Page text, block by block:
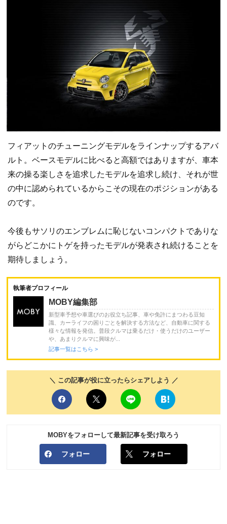
フィアットのチューニングモデルをラインナップするアバ
ルト。ベースモデルに比べると高額ではありますが、車本
来の操る楽しさを追求したモデルを追求し続け、それが世
の中に認められているからこその現在のポジションがある
のです。
今後もサソリのエンブレムに恥じないコンパクトでありな
がらどこかにトゲを持ったモデルが発表され続けることを
期待しましょう。
執筆者プロフィール
MOBY編集部
新型車予想や車選びのお役立ち記事、車や免許にまつわる豆知
識、カーライフの困りごとを解決する方法など、自動車に関する
様々な情報を発信。普段クルマは乗るだけ・使うだけのユーザー
や、あまりクルマに興味が...
記事一覧はこちら >
＼ この記事が役に立ったらシェアしよう ／
MOBYをフォローして最新記事を受け取ろう
フォロー フォロー